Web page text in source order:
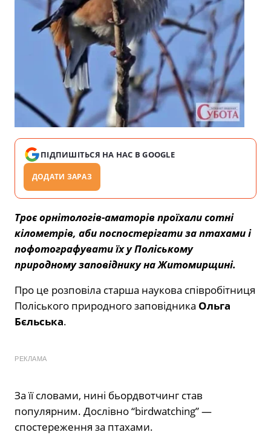
ПІДПИШІТЬСЯ НА НАС В GOOGLE
ДОДАТИ ЗАРАЗ
Троє орнітологів-аматорів проїхали сотні
кілометрів, аби поспостерігати за птахами і
пофотографувати їх у Поліському
природному заповіднику на Житомирщині.
Про це розповіла старша наукова співробітниця
Поліського природного заповідника Ольга
Бєльська.
РЕКЛАМА
За її словами, нині бьордвотчинг став
популярним. Дослівно “birdwatching” —
спостереження за птахами.